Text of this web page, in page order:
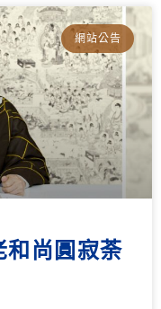
網站公告
和尚圓寂荼